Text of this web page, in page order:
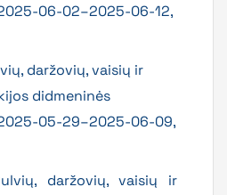
06-02–2025-06-12,
daržovių, vaisių ir
didmeninės
05-29–2025-06-09,
daržovių, vaisių ir